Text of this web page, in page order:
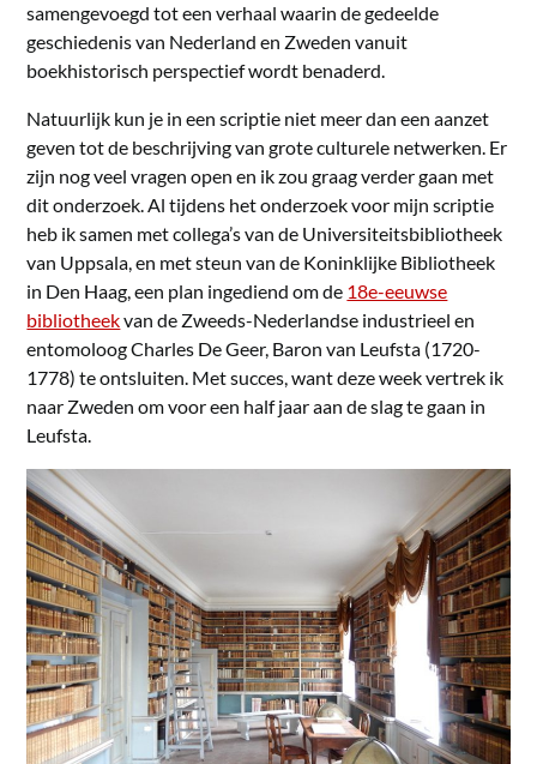
samengevoegd tot een verhaal waarin de gedeelde
geschiedenis van Nederland en Zweden vanuit
boekhistorisch perspectief wordt benaderd.
Natuurlijk kun je in een scriptie niet meer dan een aanzet
geven tot de beschrijving van grote culturele netwerken. Er
zijn nog veel vragen open en ik zou graag verder gaan met
dit onderzoek. Al tijdens het onderzoek voor mijn scriptie
heb ik samen met collega’s van de Universiteitsbibliotheek
van Uppsala, en met steun van de Koninklijke Bibliotheek
in Den Haag, een plan ingediend om de 18e-eeuwse
bibliotheekvan de Zweeds-Nederlandse industrieel en
entomoloog Charles De Geer, Baron van Leufsta (1720-
1778) te ontsluiten. Met succes, want deze week vertrek ik
naar Zweden om voor een half jaar aan de slag te gaan in
Leufsta.